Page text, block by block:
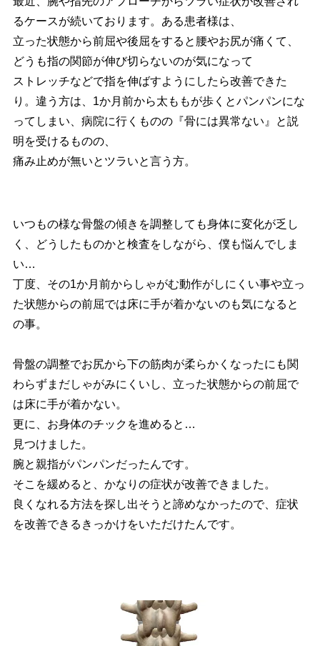
るケースが続いております。 ある患者様は、
立った状態から前屈や後屈をすると腰やお尻が痛くて、
どうも指の関節が伸び切らないのが気になって
ストレッチなどで指を伸ばすようにしたら改善できた
り。違う方は、1か月前から太ももが歩くとパンパンにな
ってしまい、病院に行くものの『骨には異常ない』と説
明を受けるものの、
痛み止めが無いとツラいと言う方。
いつもの様な骨盤の傾きを調整しても身体に変化が乏し
く、どうしたものかと検査をしながら、僕も悩んでしま
い…
丁度、その1か月前からしゃがむ動作がしにくい事や立っ
た状態からの前屈では床に手が着かないのも気になると
の事。
骨盤の調整でお尻から下の筋肉が柔らかくなったにも関
わらずまだしゃがみにくいし、立った状態からの前屈で
は床に手が着かない。
更に、お身体のチックを進めると…
見つけました。
腕と親指がパンパンだったんです。
そこを緩めると、かなりの症状が改善できました。
良くなれる方法を探し出そうと諦めなかったので、症状
を改善できるきっかけをいただけたんです。